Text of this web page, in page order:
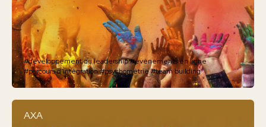
#développement du leadership#événements en ligne
#parcours d'intégration#psychométrie#team building
AXA